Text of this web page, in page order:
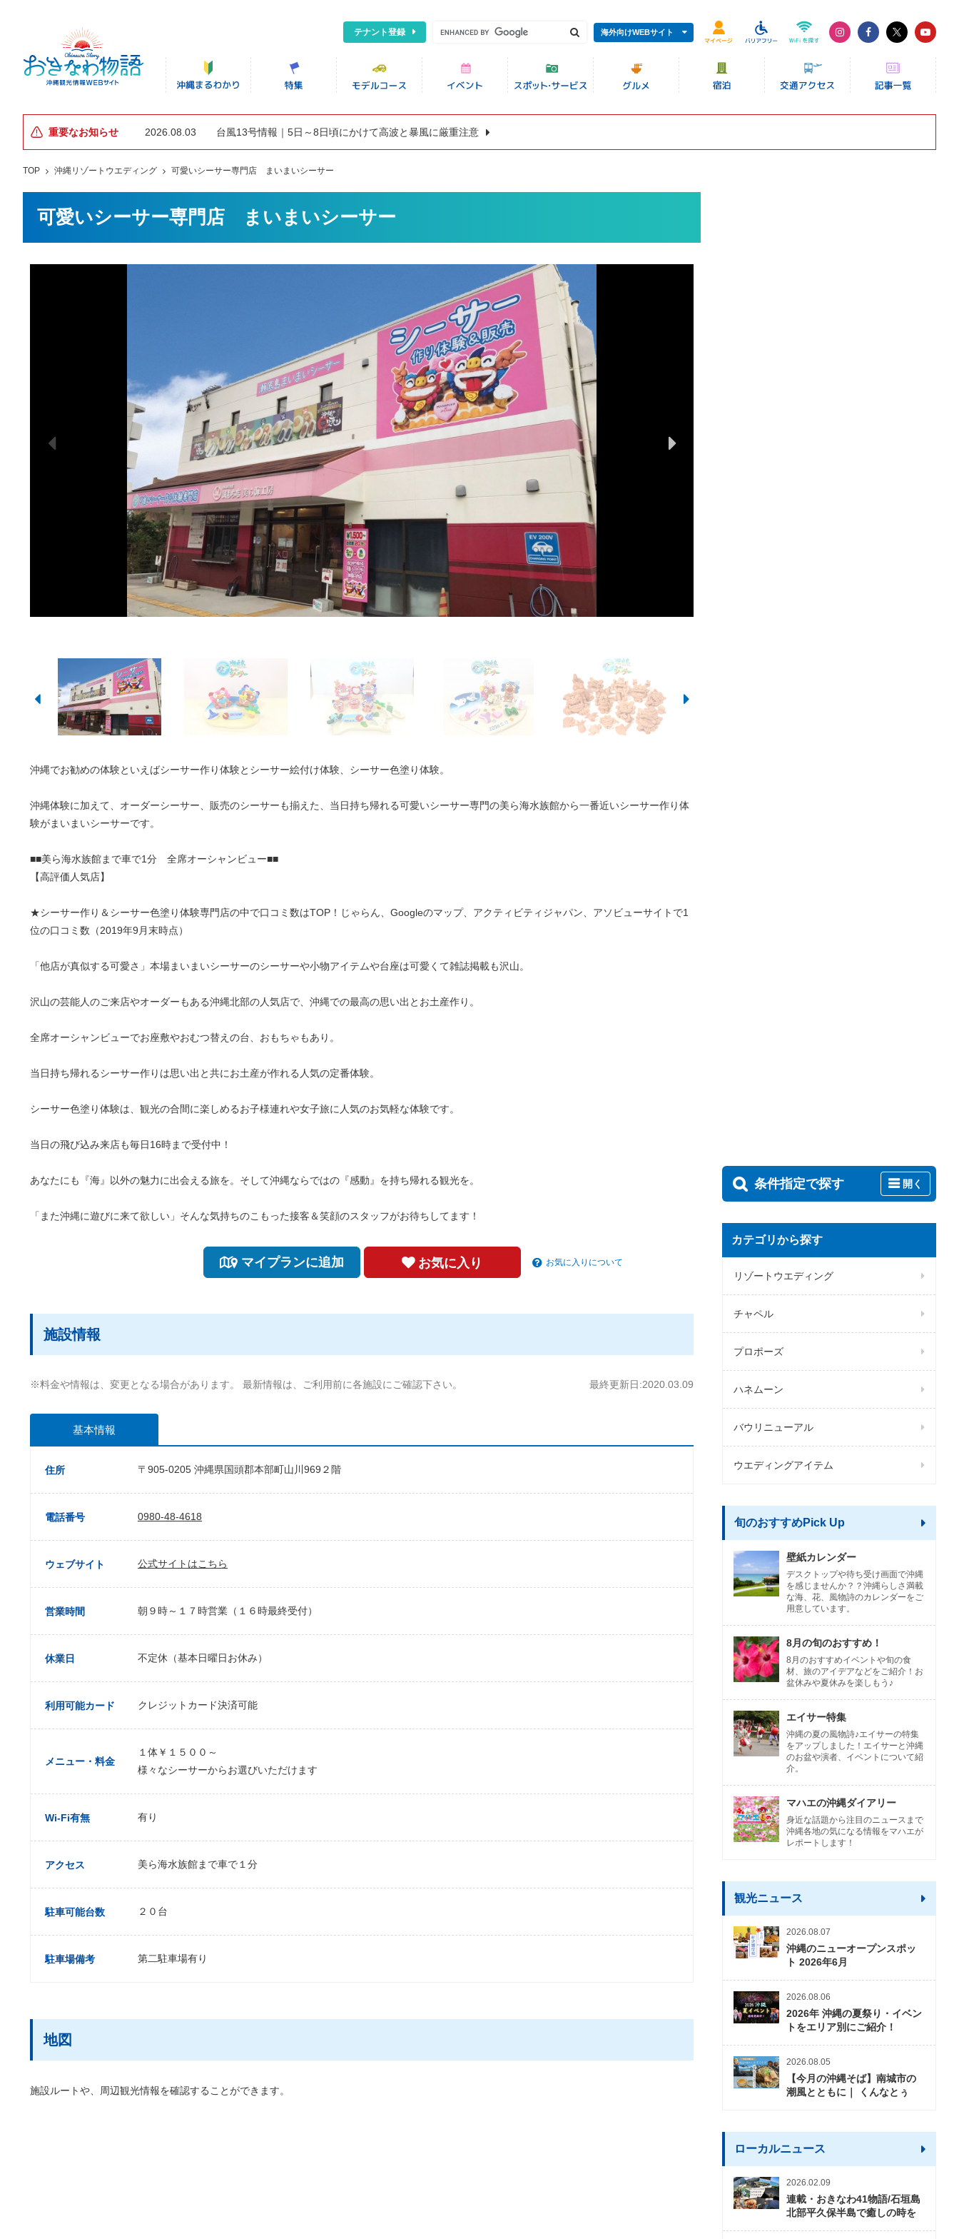
テナント登録 海外向けWEBサイト
重要なお知らせ 2026.08.03 台風13号情報｜5日～8日頃にかけて高波と暴風に厳重注意
TOP 沖縄リゾートウエディング 可愛いシーサー専門店 まいまいシーサー
可愛いシーサー専門店 まいまいシーサー
沖縄でお勧めの体験といえばシーサー作り体験とシーサー絵付け体験、シーサー色塗り体験。
沖縄体験に加えて、オーダーシーサー、販売のシーサーも揃えた、当日持ち帰れる可愛いシーサー専門の美ら海水族館から一番近いシーサー作り体
験がまいまいシーサーです。
■■美ら海水族館まで車で1分 全席オーシャンビュー■■
【高評価人気店】
★シーサー作り＆シーサー色塗り体験専門店の中で口コミ数はTOP！じゃらん、Googleのマップ、アクティビティジャパン、アソビューサイトで1
位の口コミ数（2019年9月末時点）
「他店が真似する可愛さ」本場まいまいシーサーのシーサーや小物アイテムや台座は可愛くて雑誌掲載も沢山。
沢山の芸能人のご来店やオーダーもある沖縄北部の人気店で、沖縄での最高の思い出とお土産作り。
全席オーシャンビューでお座敷やおむつ替えの台、おもちゃもあり。
当日持ち帰れるシーサー作りは思い出と共にお土産が作れる人気の定番体験。
シーサー色塗り体験は、観光の合間に楽しめるお子様連れや女子旅に人気のお気軽な体験です。
当日の飛び込み来店も毎日16時まで受付中！
あなたにも『海』以外の魅力に出会える旅を。そして沖縄ならではの『感動』を持ち帰れる観光を。
「また沖縄に遊びに来て欲しい」そんな気持ちのこもった接客＆笑顔のスタッフがお待ちしてます！
マイプランに追加 お気に入り お気に入りについて
施設情報
※料金や情報は、変更となる場合があります。 最新情報は、ご利用前に各施設にご確認下さい。 最終更新日:2020.03.09
基本情報
住所 〒905-0205 沖縄県国頭郡本部町山川969２階
電話番号 0980-48-4618
ウェブサイト 公式サイトはこちら
営業時間 朝９時～１７時営業（１６時最終受付）
休業日 不定休（基本日曜日お休み）
利用可能カード クレジットカード決済可能
メニュー・料金
１体￥１５００～
様々なシーサーからお選びいただけます
Wi-Fi有無 有り
アクセス 美ら海水族館まで車で１分
駐車可能台数 ２０台
駐車場備考 第二駐車場有り
地図
施設ルートや、周辺観光情報を確認することができます。
条件指定で探す 開く
カテゴリから探す
リゾートウエディング
チャペル
プロポーズ
ハネムーン
バウリニューアル
ウエディングアイテム
旬のおすすめPick Up
壁紙カレンダー
デスクトップや待ち受け画面で沖縄
を感じませんか？？沖縄らしさ満載
な海、花、風物詩のカレンダーをご
用意しています。
8月の旬のおすすめ！
8月のおすすめイベントや旬の食
材、旅のアイデアなどをご紹介！お
盆休みや夏休みを楽しもう♪
エイサー特集
沖縄の夏の風物詩♪エイサーの特集
をアップしました！エイサーと沖縄
のお盆や演者、イベントについて紹
介。
マハエの沖縄ダイアリー
身近な話題から注目のニュースまで
沖縄各地の気になる情報をマハエが
レポートします！
観光ニュース
2026.08.07
沖縄のニューオープンスポッ
ト 2026年6月
2026.08.06
2026年 沖縄の夏祭り・イベン
トをエリア別にご紹介！
2026.08.05
【今月の沖縄そば】南城市の
潮風とともに｜ くんなとぅ
ローカルニュース
2026.02.09
連載・おきなわ41物語/石垣島
北部平久保半島で癒しの時を